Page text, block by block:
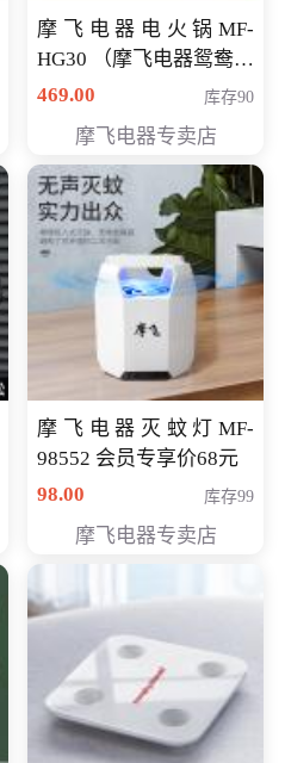
摩飞电器电火锅MF-
HG30 （摩飞电器鸳鸯锅
MF-HG30 ） 会员专享价
469.00 库存90
摩飞电器专卖店
摩飞电器灭蚊灯MF-
98552 会员专享价68元
98.00
库存99
摩飞电器专卖店